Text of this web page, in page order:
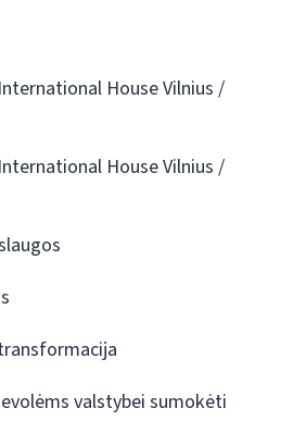
House Vilnius /
House Vilnius /
valstybei sumokėti